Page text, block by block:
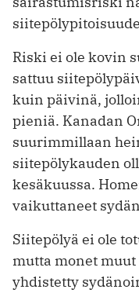
Riski ei ole kovin
sattuu
kuin päivinä,
pieniä. Kanadan
suurimmillaan
siitepölykauden
kesäkuussa.
vaikuttaneet
Siitepölyä ei ole
mutta monet
yhdistetty